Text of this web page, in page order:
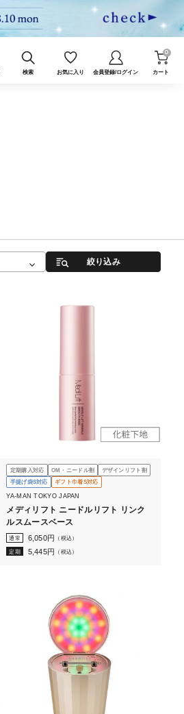
検索 お気に入り 会員登録/ログイン カート
0
絞り込み
定期購入対応 OM・ニードル割
デザインリフト割
手提げ袋S対応
ギフト巾着S対応
YA-MAN TOKYO JAPAN
メディリフト ニードルリフト リンク
ルスムースベース
通常 6,050円 （税込）
定期
5,445円 （税込）